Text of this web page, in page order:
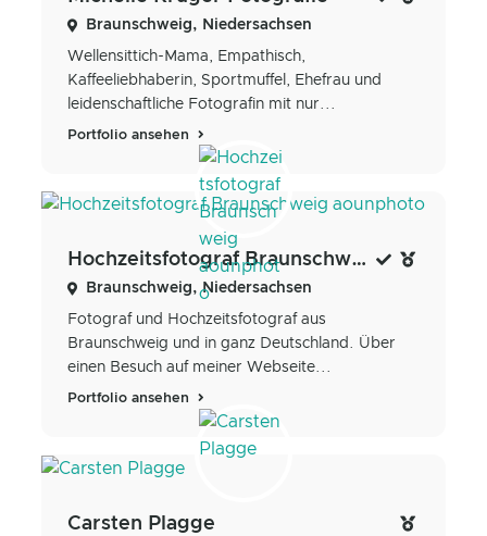
Braunschweig, Niedersachsen
Wellensittich-Mama, Empathisch,
Kaffeeliebhaberin, Sportmuffel, Ehefrau und
leidenschaftliche Fotografin mit nur...
Portfolio ansehen
Hochzeitsfotograf Braunschweig aounphoto
Braunschweig, Niedersachsen
Fotograf und Hochzeitsfotograf aus
Braunschweig und in ganz Deutschland. Über
einen Besuch auf meiner Webseite...
Portfolio ansehen
Carsten Plagge